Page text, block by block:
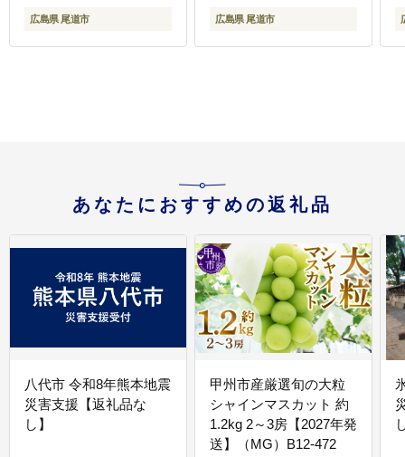
広島県 尾道市
道市
広島県 尾道市
あなたにおすすめの返礼品
八代市 令和8年熊本地震
災害支援【返礼品な
し】
甲州市産厳選旬の大粒
シャインマスカット 約
1.2kg 2～3房【2027年発
送】（MG）B12-472